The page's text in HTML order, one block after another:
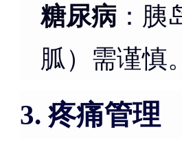
糖尿病 ：
胍）需谨慎。
3. 疼痛管理